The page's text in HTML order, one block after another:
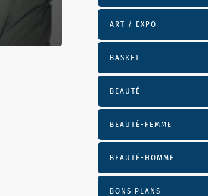
ART / EXPO
BASKET
BEAUTÉ
BEAUTÉ-FEMME
BEAUTÉ-HOMME
BONS PLANS